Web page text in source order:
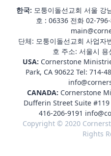
한국: 모퉁이돌선교회 서울 강
호 : 06336 전화 02-
단체: 모퉁이돌선교회 사업자
호 주소: 서울시
USA: Cornerstone
Park, CA 90622 Tel: 714-
CANADA: Cornerstone
Dufferin Street Suite #119
416-206-9191
Copyright © 2020
Rights